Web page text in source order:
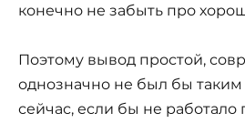
конечно не забыть про
Поэтому вывод простой,
однозначно не был бы
сейчас, если бы не работало